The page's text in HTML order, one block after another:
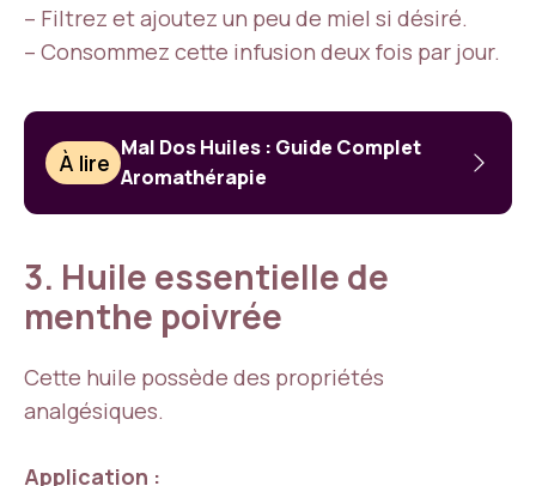
– Filtrez et ajoutez un peu de miel si désiré.
– Consommez cette infusion deux fois par jour.
À lire
Mal Dos Huiles : Guide Complet
Aromathérapie
3. Huile essentielle de
menthe poivrée
Cette huile possède des propriétés
analgésiques.
Application :